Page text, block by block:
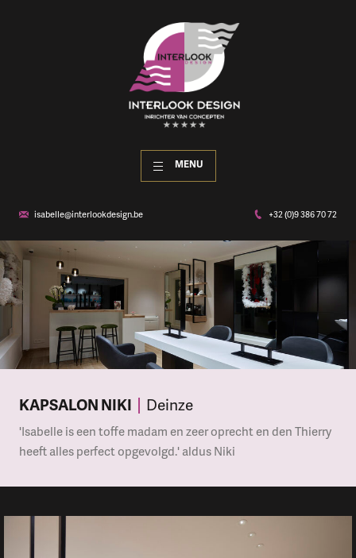
MENU
isabelle@interlookdesign.be +32 (0)9 386 70 72
KAPSALON NIKI Deinze
'Isabelle is een toffe madam en zeer oprecht en den Thierry
heeft alles perfect opgevolgd.' aldus Niki